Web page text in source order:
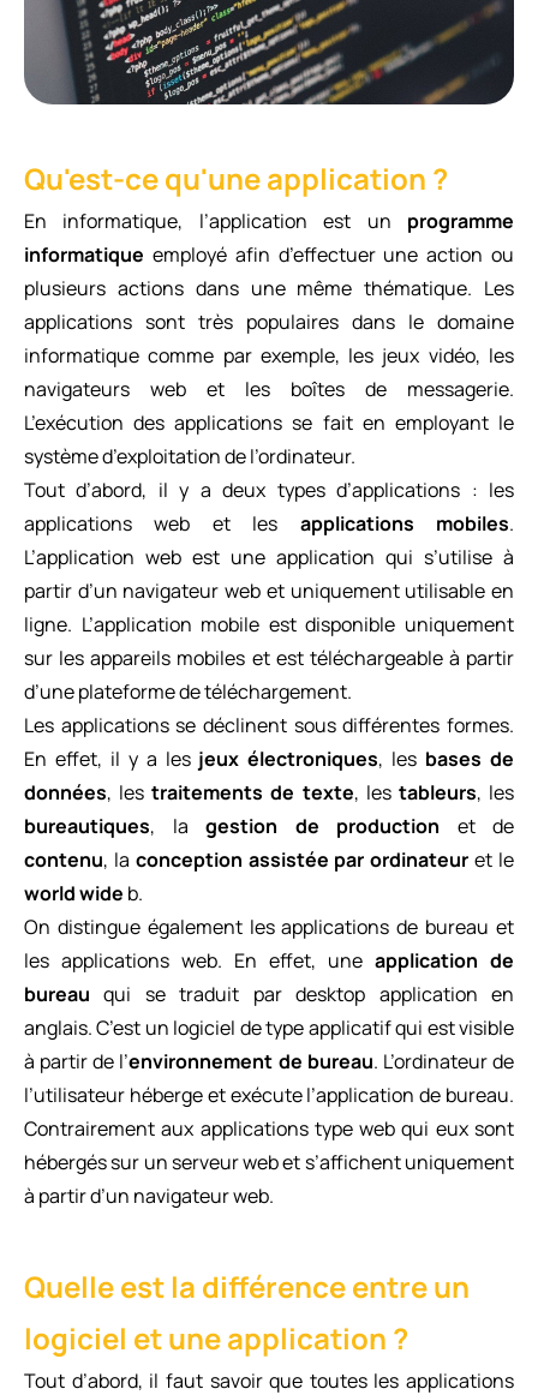
Qu'est-ce qu'une application ?
En informatique, l’application est un programme
informatique employé afin d’effectuer une action ou
plusieurs actions dans une même thématique. Les
applications sont très populaires dans le domaine
informatique comme par exemple, les jeux vidéo, les
navigateurs web et les boîtes de messagerie.
L’exécution des applications se fait en employant le
système d’exploitation de l’ordinateur.
Tout d’abord, il y a deux types d’applications : les
applications web et les applications mobiles.
L’application web est une application qui s’utilise à
partir d’un navigateur web et uniquement utilisable en
ligne. L’application mobile est disponible uniquement
sur les appareils mobiles et est téléchargeable à partir
d’une plateforme de téléchargement.
Les applications se déclinent sous différentes formes.
En effet, il y a les jeux électroniques, les bases de
données, lestraitements de texte, les tableurs, les
bureautiques, la gestion de production et de
contenu, la conception assistée par ordinateuret le
world wide b.
On distingue également les applications de bureau et
les applications web. En effet, une application de
bureauqui se traduit par desktop application en
anglais. C’est un logiciel de type applicatif qui est visible
à partir de l’environnement de bureau. L’ordinateur de
l’utilisateur héberge et exécute l’application de bureau.
Contrairement aux applications type web qui eux sont
hébergés sur un serveur web et s’affichent uniquement
à partir d’un navigateur web.
Quelle est la différence entre un
logiciel et une application ?
Tout d’abord, il faut savoir que toutes les applications